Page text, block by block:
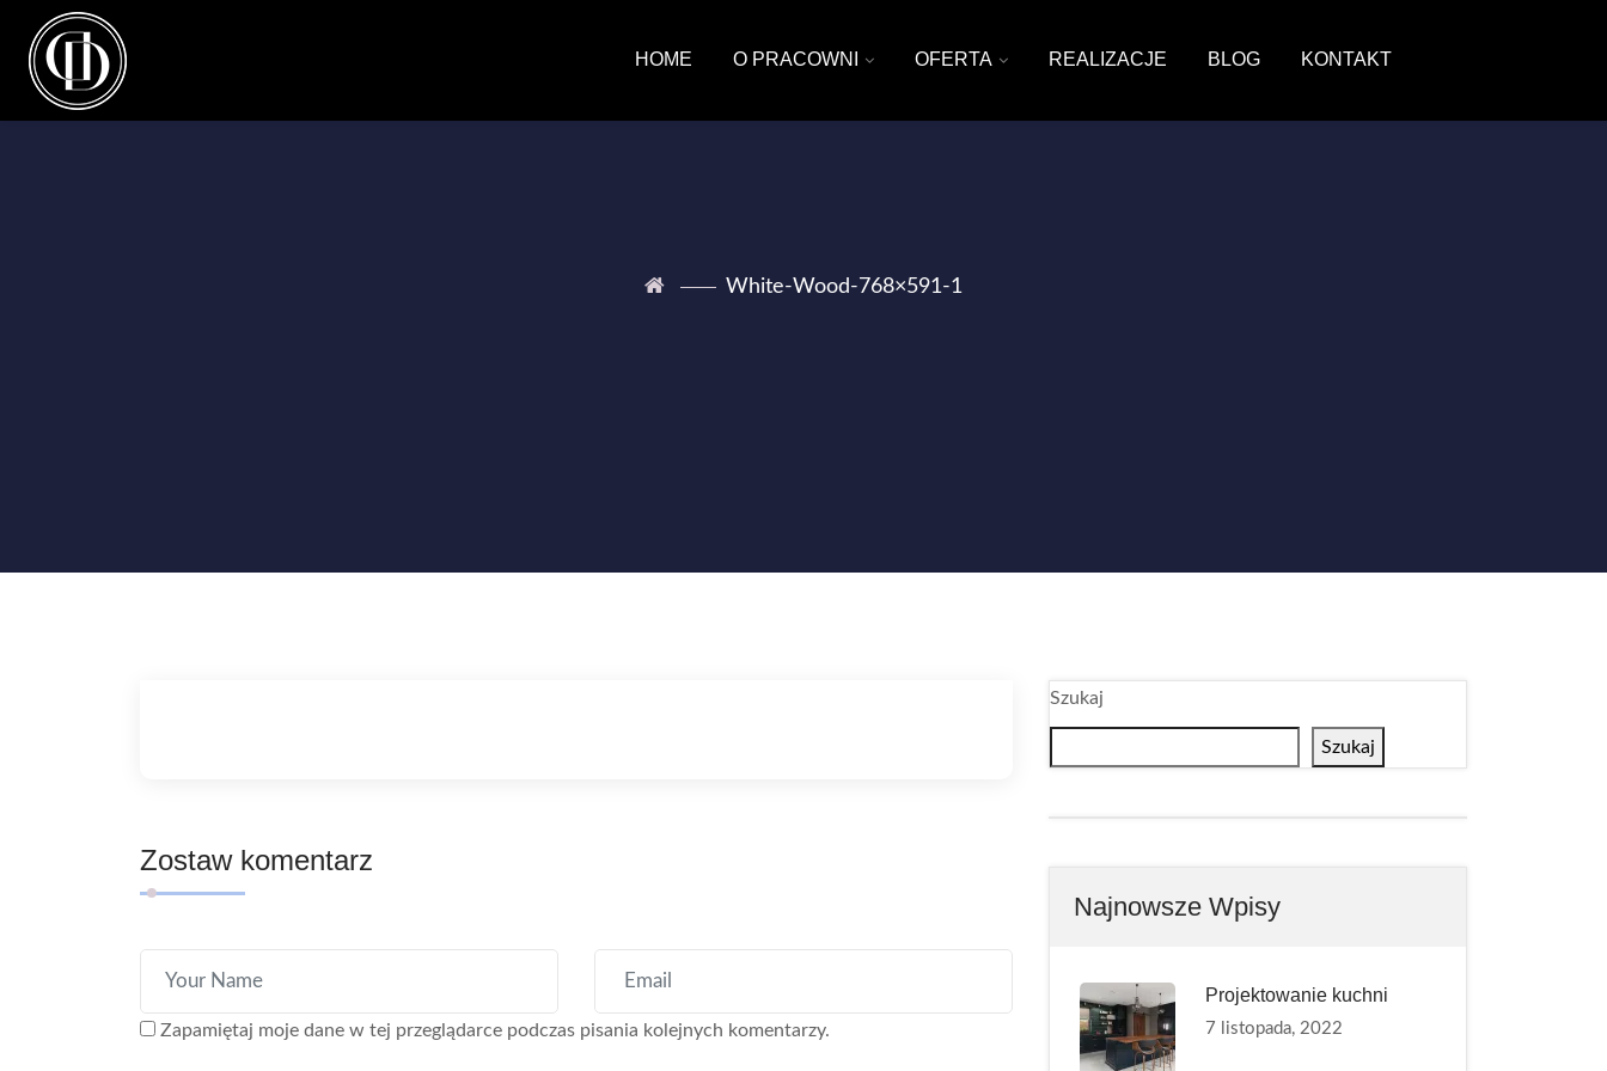
HOME O PRACOWNI OFERTA REALIZACJE BLOG KONTAKT
White-Wood-768×591-1
Zostaw komentarz
Zapamiętaj moje dane w tej przeglądarce podczas pisania kolejnych komentarzy.
Szukaj
Szukaj
Najnowsze Wpisy
Projektowanie kuchni
7 listopada, 2022